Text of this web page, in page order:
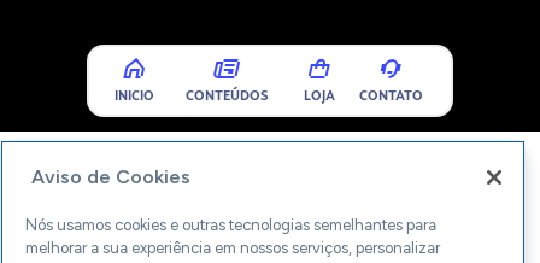
INICIO CONTEÚDOS LOJA CONTATO
Aviso de Cookies
Nós usamos cookies e outras tecnologias semelhantes para
melhorar a sua experiência em nossos serviços, personalizar